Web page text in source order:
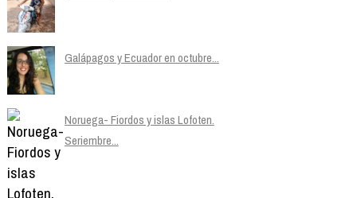
Galápagos y Ecuador en octubre...
Noruega- Fiordos y islas Lofoten.
Seriembre...